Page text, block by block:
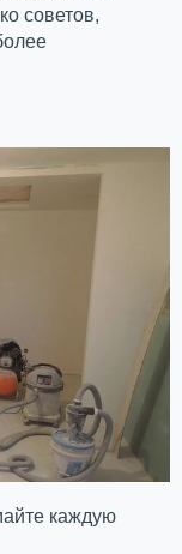
советов,
каждую